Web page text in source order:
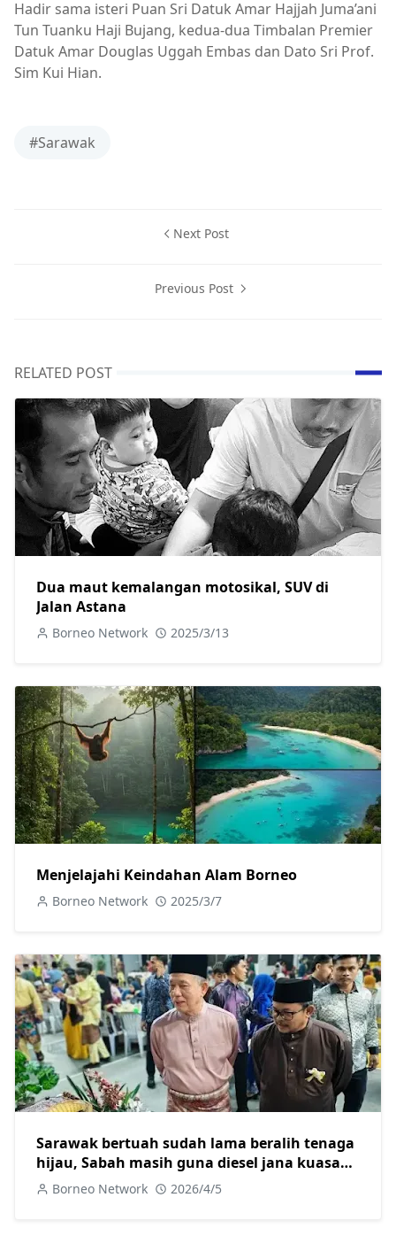
Hadir sama isteri Puan Sri Datuk Amar Hajjah Juma’ani
Tun Tuanku Haji Bujang, kedua-dua Timbalan Premier
Datuk Amar Douglas Uggah Embas dan Dato Sri Prof.
Sim Kui Hian.
#Sarawak
Next Post
Previous Post
RELATED POST
Dua maut kemalangan motosikal, SUV di
Jalan Astana
Borneo Network 2025/3/13
Menjelajahi Keindahan Alam Borneo
Borneo Network 2025/3/7
Sarawak bertuah sudah lama beralih tenaga
hijau, Sabah masih guna diesel jana kuasa
elektrik
Borneo Network 2026/4/5